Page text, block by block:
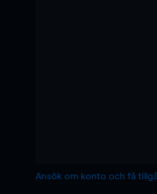
Ansök om konto och få